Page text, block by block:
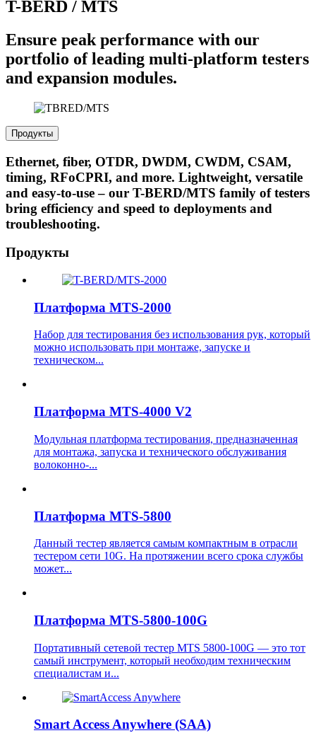
T-BERD / MTS
Ensure peak performance with our
portfolio of leading multi-platform testers
and expansion modules.
Продукты
Ethernet, fiber, OTDR, DWDM, CWDM, CSAM,
timing, RFoCPRI, and more. Lightweight, versatile
and easy-to-use – our T-BERD/MTS family of testers
bring efficiency and speed to deployments and
troubleshooting.
Продукты
Платформа MTS-2000
Набор для тестирования без использования рук, который
можно использовать при монтаже, запуске и
техническом...
Платформа MTS-4000 V2
Модульная платформа тестирования, предназначенная
для монтажа, запуска и технического обслуживания
волоконно-...
Платформа MTS-5800
Данный тестер является самым компактным в отрасли
тестером сети 10G. На протяжении всего срока службы
может...
Платформа MTS-5800-100G
Портативный сетевой тестер MTS 5800-100G — это тот
самый инструмент, который необходим техническим
специалистам и...
Smart Access Anywhere (SAA)